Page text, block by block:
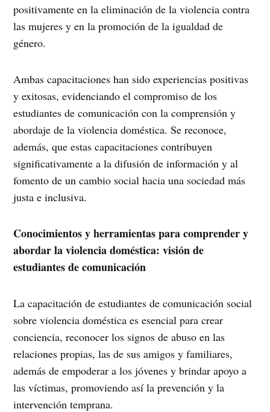
positivamente en la eliminación de la violencia contra
las mujeres y en la promoción de la igualdad de
género.
Ambas capacitaciones han sido experiencias positivas
y exitosas, evidenciando el compromiso de los
estudiantes de comunicación con la comprensión y
abordaje de la violencia doméstica. Se reconoce,
además, que estas capacitaciones contribuyen
significativamente a la difusión de información y al
fomento de un cambio social hacia una sociedad más
justa e inclusiva.
Conocimientos y herramientas para comprender y
abordar la violencia doméstica: visión de
estudiantes de comunicación
La capacitación de estudiantes de comunicación social
sobre violencia doméstica es esencial para crear
conciencia, reconocer los signos de abuso en las
relaciones propias, las de sus amigos y familiares,
además de empoderar a los jóvenes y brindar apoyo a
las víctimas, promoviendo así la prevención y la
intervención temprana.